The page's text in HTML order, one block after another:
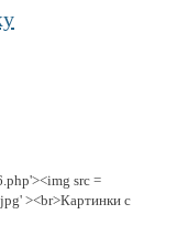
src =
><br>Картинки с